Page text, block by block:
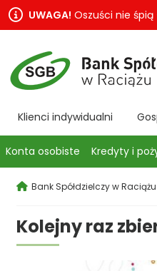
UWAGA! Oszuści nie
Klienci indywidualni
Konta osobiste Kredyty i
Bank Spółdzielczy w Raciążu
Kolejny raz